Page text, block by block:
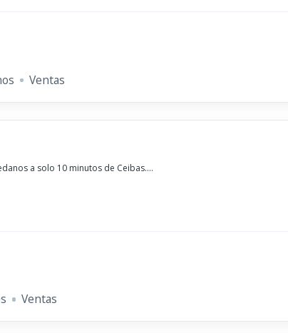
Ventas
a solo 10 minutos de Ceibas....
Ventas